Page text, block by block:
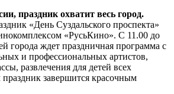
праздник охватит весь город.
«День Суздальского проспекта»
«РусьКино». С 11.00 до
города ждет праздничная программа с
и профессиональных артистов,
развлечения для детей всех
праздник завершится красочным